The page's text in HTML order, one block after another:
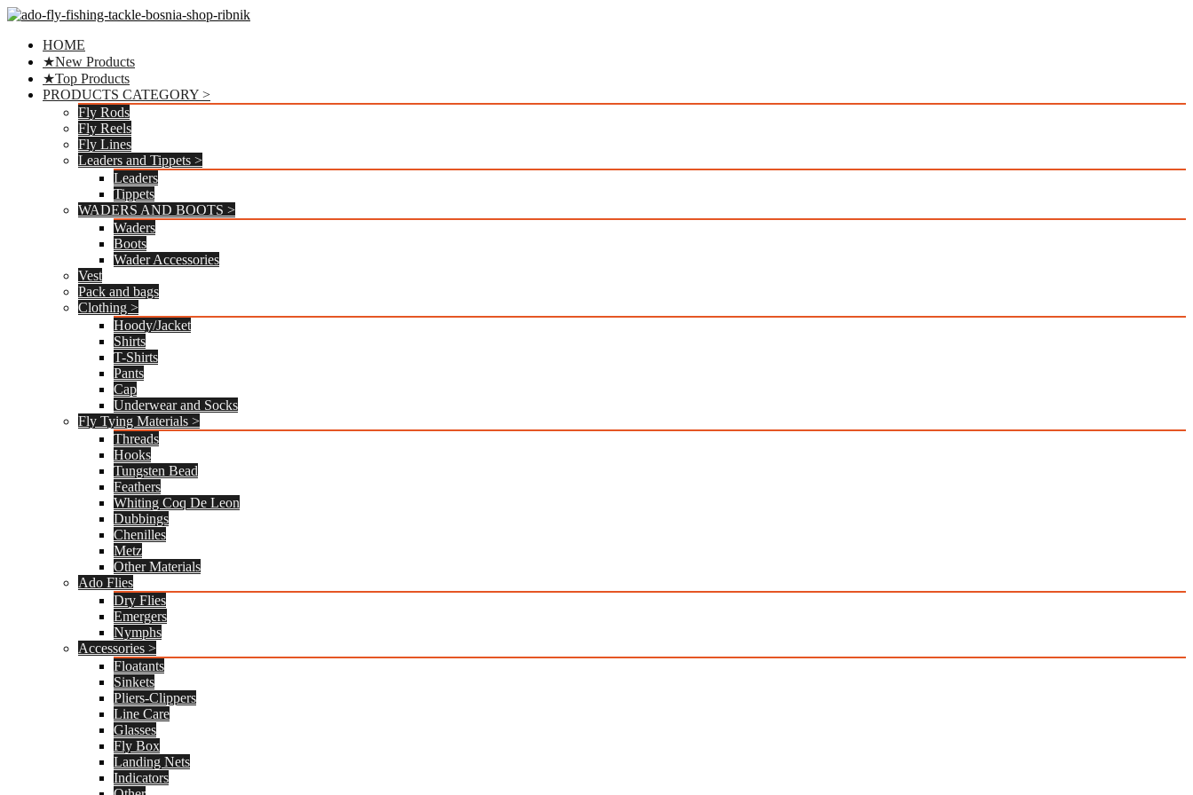
Preskoči
sadržajHOME
★New Products
★Top Products
PRODUCTS CATEGORY >
Fly Rods
Fly Reels
Fly Lines
Leaders and Tippets >
Leaders
Tippets
WADERS AND BOOTS >
Waders
Boots
Wader Accessories
Vest
Pack and bags
Clothing >
Hoody/Jacket
Shirts
T-Shirts
Pants
Cap
Underwear and Socks
Fly Tying Materials >
Threads
Hooks
Tungsten Bead
Feathers
Whiting Coq De Leon
Dubbings
Chenilles
Metz
Other Materials
Ado Flies
Dry Flies
Emergers
Nymphs
Accessories >
Floatants
Sinkets
Pliers-Clippers
Line Care
Glasses
Fly Box
Landing Nets
Indicators